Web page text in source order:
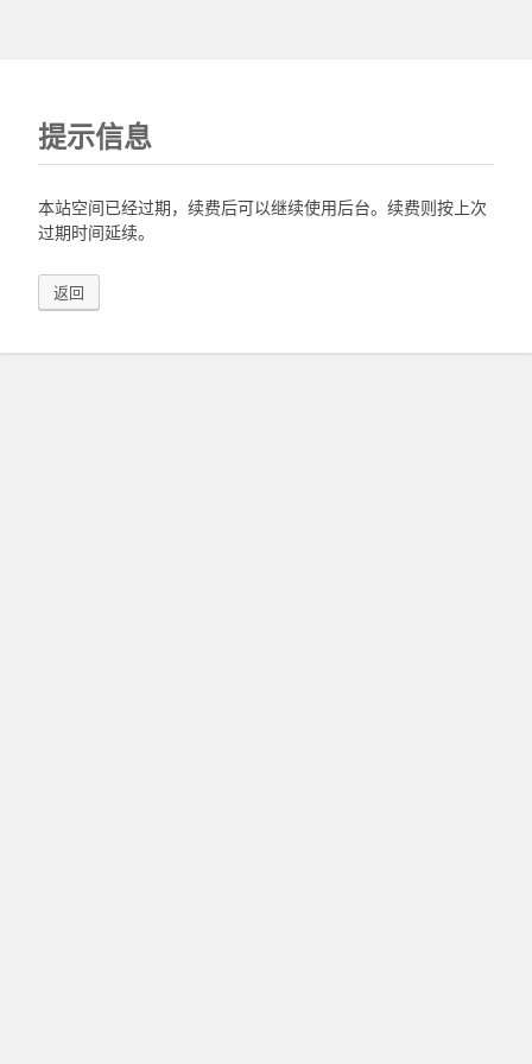
提示信息
本站空间已经过期，续费后可以继续使用后台。续费则按上次
过期时间延续。
返回